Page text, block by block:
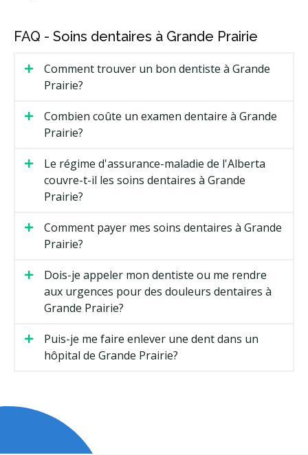
FAQ - Soins dentaires à Grande Prairie
Comment trouver un bon dentiste à Grande
Prairie?
Combien coûte un examen dentaire à Grande
Prairie?
Le régime d'assurance-maladie de l'Alberta
couvre-t-il les soins dentaires à Grande
Prairie?
Comment payer mes soins dentaires à Grande
Prairie?
Dois-je appeler mon dentiste ou me rendre
aux urgences pour des douleurs dentaires à
Grande Prairie?
Puis-je me faire enlever une dent dans un
hôpital de Grande Prairie?